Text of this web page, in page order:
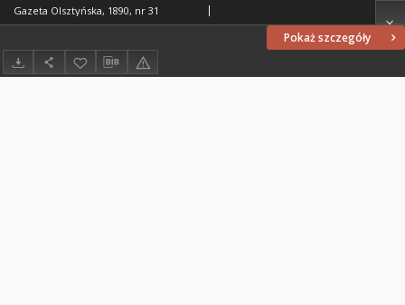
Pokaż szczegóły
Gazeta Olsztyńska, 1890, nr 31